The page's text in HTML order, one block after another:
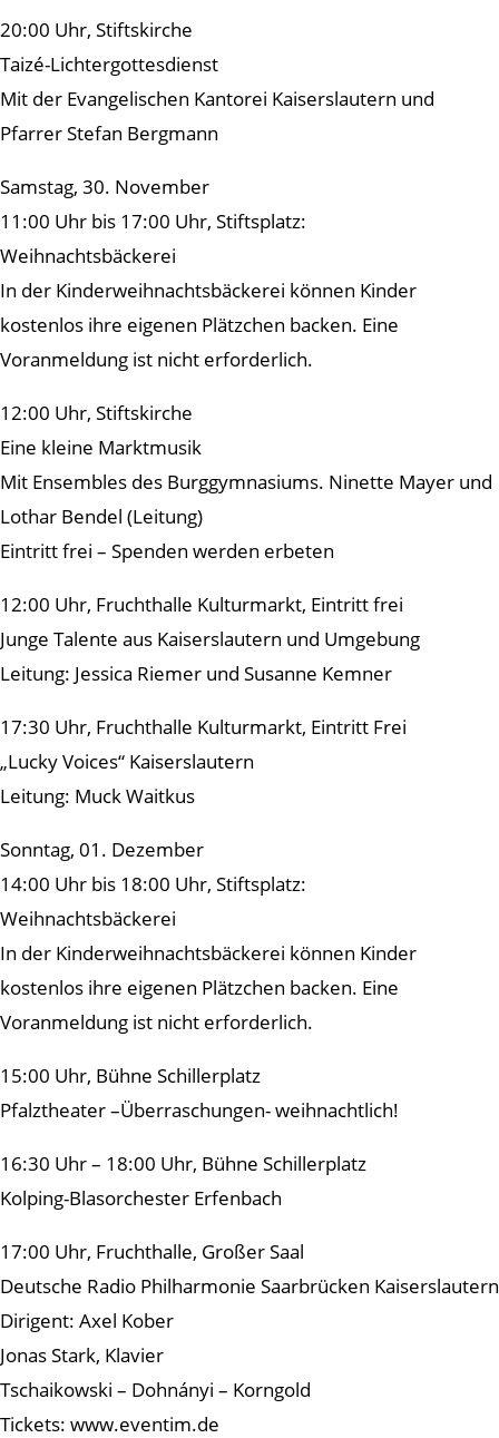
20:00 Uhr, Stiftskirche
Taizé-Lichtergottesdienst
Mit der Evangelischen Kantorei Kaiserslautern und
Pfarrer Stefan Bergmann
Samstag, 30. November
11:00 Uhr bis 17:00 Uhr, Stiftsplatz:
Weihnachtsbäckerei
In der Kinderweihnachtsbäckerei können Kinder
kostenlos ihre eigenen Plätzchen backen. Eine
Voranmeldung ist nicht erforderlich.
12:00 Uhr, Stiftskirche
Eine kleine Marktmusik
Mit Ensembles des Burggymnasiums. Ninette Mayer und
Lothar Bendel (Leitung)
Eintritt frei – Spenden werden erbeten
12:00 Uhr, Fruchthalle Kulturmarkt, Eintritt frei
Junge Talente aus Kaiserslautern und Umgebung
Leitung: Jessica Riemer und Susanne Kemner
17:30 Uhr, Fruchthalle Kulturmarkt, Eintritt Frei
„Lucky Voices“ Kaiserslautern
Leitung: Muck Waitkus
Sonntag, 01. Dezember
14:00 Uhr bis 18:00 Uhr, Stiftsplatz:
Weihnachtsbäckerei
In der Kinderweihnachtsbäckerei können Kinder
kostenlos ihre eigenen Plätzchen backen. Eine
Voranmeldung ist nicht erforderlich.
15:00 Uhr, Bühne Schillerplatz
Pfalztheater –Überraschungen- weihnachtlich!
16:30 Uhr – 18:00 Uhr, Bühne Schillerplatz
Kolping-Blasorchester Erfenbach
17:00 Uhr, Fruchthalle, Großer Saal
Deutsche Radio Philharmonie Saarbrücken Kaiserslautern
Dirigent: Axel Kober
Jonas Stark, Klavier
Tschaikowski – Dohnányi – Korngold
Tickets: www.eventim.de